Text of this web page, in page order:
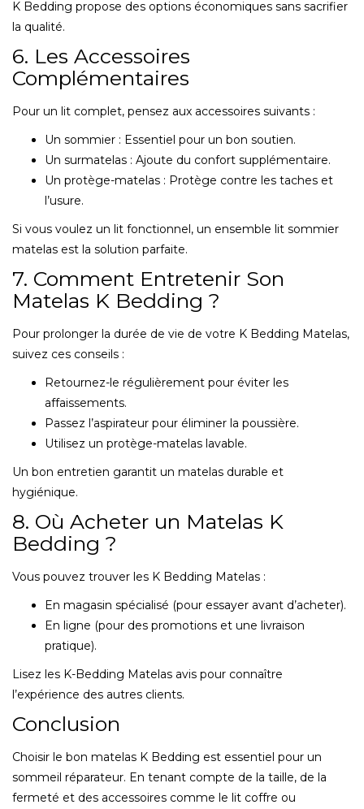
K Bedding propose des options économiques sans sacrifier
la qualité.
6. Les Accessoires
Complémentaires
Pour un lit complet, pensez aux accessoires suivants :
Un sommier : Essentiel pour un bon soutien.
Un surmatelas : Ajoute du confort supplémentaire.
Un protège-matelas : Protège contre les taches et
l’usure.
Si vous voulez un lit fonctionnel, un ensemble lit sommier
matelas est la solution parfaite.
7. Comment Entretenir Son
Matelas K Bedding ?
Pour prolonger la durée de vie de votre K Bedding Matelas,
suivez ces conseils :
Retournez-le régulièrement pour éviter les
affaissements.
Passez l’aspirateur pour éliminer la poussière.
Utilisez un protège-matelas lavable.
Un bon entretien garantit un matelas durable et
hygiénique.
8. Où Acheter un Matelas K
Bedding ?
Vous pouvez trouver les K Bedding Matelas :
En magasin spécialisé (pour essayer avant d’acheter).
En ligne (pour des promotions et une livraison
pratique).
Lisez les K-Bedding Matelas avis pour connaître
l’expérience des autres clients.
Conclusion
Choisir le bon matelas K Bedding est essentiel pour un
sommeil réparateur. En tenant compte de la taille, de la
fermeté et des accessoires comme le lit coffre ou